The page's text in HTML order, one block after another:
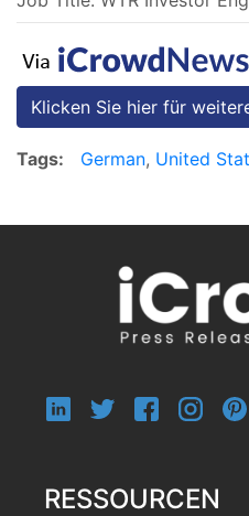
Klicken Sie hier für
Tags: German, United
RESSOURCEN